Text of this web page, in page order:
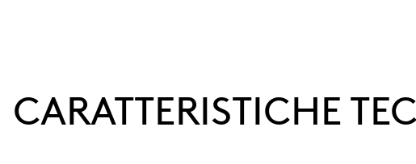
CARATTERISTICHE